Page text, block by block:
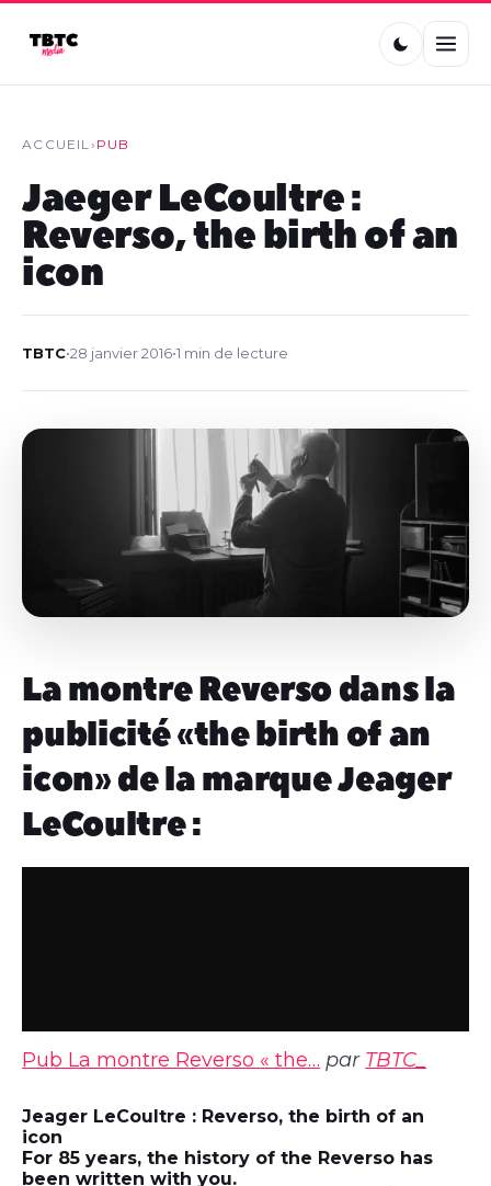
ACCUEIL› PUB
Jaeger LeCoultre :
Reverso, the birth of an
icon
TBTC•28 janvier 2016•1 min de lecture
La montre Reverso dans la
publicité « the birth of an
icon » de la marque Jeager
LeCoultre :
Pub La montre Reverso « the… par TBTC_
Jeager LeCoultre : Reverso, the birth of an
icon
For 85 years, the history of the Reverso has
been written with you.